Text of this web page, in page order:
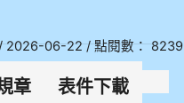
2026-06-22 / 點閱數： 8239
章 表件下載